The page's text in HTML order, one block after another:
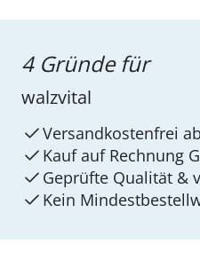
4 Gründe für
walzvital
Versandkostenfrei
Kauf auf Rechnung
Geprüfte Qualität &
Kein